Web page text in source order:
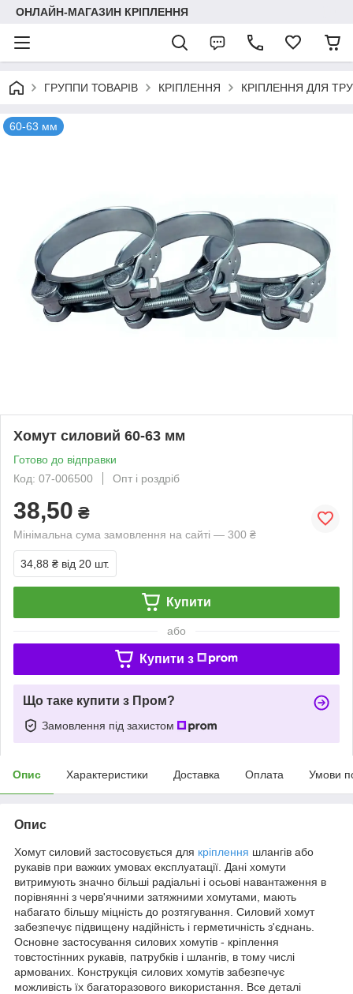
ОНЛАЙН-МАГАЗИН КРІПЛЕННЯ
ГРУППИ ТОВАРІВ КРІПЛЕННЯ КРІПЛЕННЯ ДЛЯ
60-63 мм
Хомут силовий 60-63 мм
Готово до відправки
Код: 07-006500
Опт і роздріб
38,50 ₴
Мінімальна сума замовлення на сайті — 300 ₴
34,88 ₴ від 20 шт.
Купити
або
Купити з
Що таке купити з Пром?
Замовлення під захистом
Опис Характеристики Доставка Оплата Умови
Опис
Хомут силовий застосовується для кріплення шлангів або
рукавів при важких умовах експлуатації. Дані хомути
витримують значно більші радіальні і осьові навантаження в
порівнянні з черв'ячними затяжними хомутами, мають
набагато більшу міцність до розтягування. Силовий хомут
забезпечує підвищену надійність і герметичність з'єднань.
Основне застосування силових хомутів - кріплення
товстостінних рукавів, патрубків і шлангів, в тому числі
армованих. Конструкція силових хомутів забезпечує
можливість їх багаторазового використання. Все деталі